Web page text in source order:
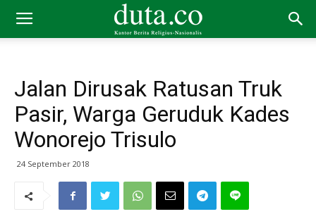
Jalan Dirusak Ratusan Truk
Pasir, Warga Geruduk Kades
Wonorejo Trisulo
24 September 2018